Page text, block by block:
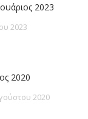
2023
2023
2020
2020